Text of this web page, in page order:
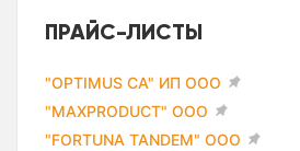
ПРАЙС-ЛИСТЫ
"OPTIMUS CA" ИП ООО
"MAXPRODUCT" ООО
"FORTUNA TANDEM" ООО